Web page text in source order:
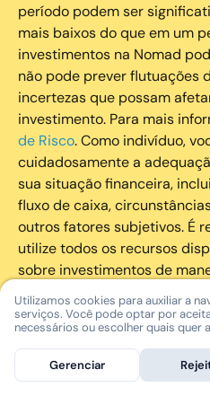
período podem ser
mais baixos do que em um
investimentos na Nomad
não pode prever flutuações
incertezas que possam
investimento. Para mais
de Risco. Como indivíduo,
cuidadosamente a
sua situação financeira,
fluxo de caixa,
outros fatores subjetivos. É
utilize todos os recursos
sobre investimentos de
composição geral de seu
legais relativas aos
Nomad devem ser obtidas
Nomad e suas afiliadas não
aconselhamento legal ou
Utilizamos cookies para auxiliar a
serviços. Você pode optar por
necessários ou escolher quais quer
Gerenciar